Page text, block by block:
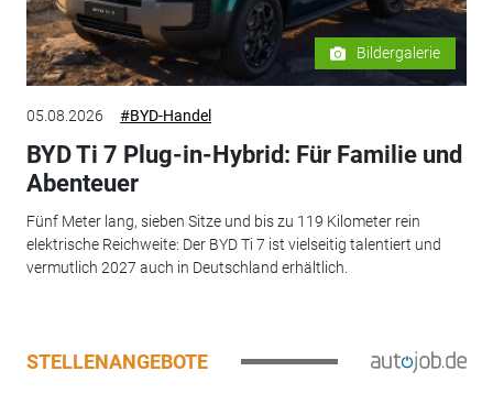
Bildergalerie
05.08.2026 #BYD-Handel
BYD Ti 7 Plug-in-Hybrid: Für Familie und
Abenteuer
Fünf Meter lang, sieben Sitze und bis zu 119 Kilometer rein
elektrische Reichweite: Der BYD Ti 7 ist vielseitig talentiert und
vermutlich 2027 auch in Deutschland erhältlich.
STELLENANGEBOTE